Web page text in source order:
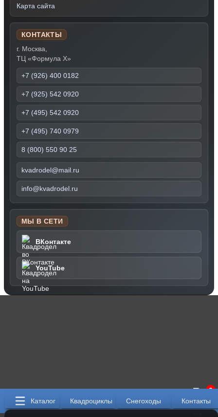
Каталог Квадроциклы Снегоходы Контакты
0
Карта сайта
КОНТАКТЫ
г. Москва,
ТЦ «Формула Х»
+7 (926) 400 0182
+7 (925) 542 0920
+7 (495) 542 0920
+7 (495) 740 0979
8 (800) 550 90 25
kvadrodel@mail.ru
info@kvadrodel.ru
МЫ В СЕТИ
ВКонтакте
YouTube